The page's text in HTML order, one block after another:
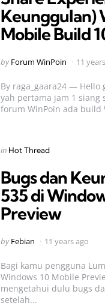
Keunggulan)
Mobile Build
Posted
by Forum WinPoin 11
By raga_gaara24 —
yah pertama jam 1 siang
forum WinPoin ada build
Categories
Posted
in Hot Thread
Bugs dan
535 di
Preview
Posted
by Febian 11 years ago
Bagi kamu pengguna
Windows 10 Mobile
mengetahui dulu bugs
setelah...